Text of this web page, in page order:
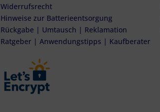
Widerrufsrecht
Hinweise zur Batterieentsorgung
Rückgabe | Umtausch | Reklamation
Ratgeber | Anwendungstipps | Kaufberater